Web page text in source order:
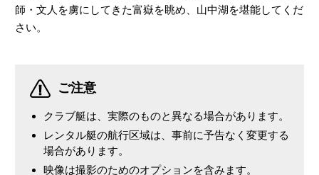
師・文人を虜にしてきた富嶽を眺め、山中湖を堪能してくだ
さい。
ご注意
クラブ艇は、実際のものと異なる場合があります。
レンタル艇の航行区域は、事前に予告なく変更する
場合があります。
映像は撮影のためのオプションを含みます。